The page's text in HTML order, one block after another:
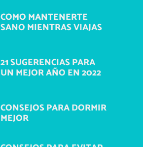
COMO MANTENERTE
SANO MIENTRAS VIAJAS
21 SUGERENCIAS PARA
UN MEJOR AÑO EN 2022
CONSEJOS PARA DORMIR
MEJOR